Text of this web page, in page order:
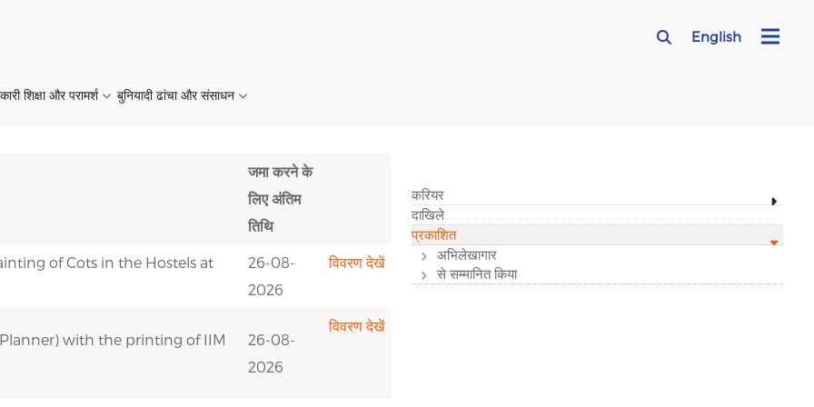
English
ई. पीएच.डी. (कार्यकारी
शिक्षा और परामर्श
व्यवसाय त्वरक कार्यक्रम →
बुनियादी ढांचा और संसाधन
जमा करने के
लिए अंतिम
तिथि
of Cots in the Hostels at
26-08-
2026
विवरण देखें
with the printing of IIM
26-08-
2026
विवरण देखें
करियर
दाखिले
प्रकाशित
अभिलेखागार
से सम्मानित किया